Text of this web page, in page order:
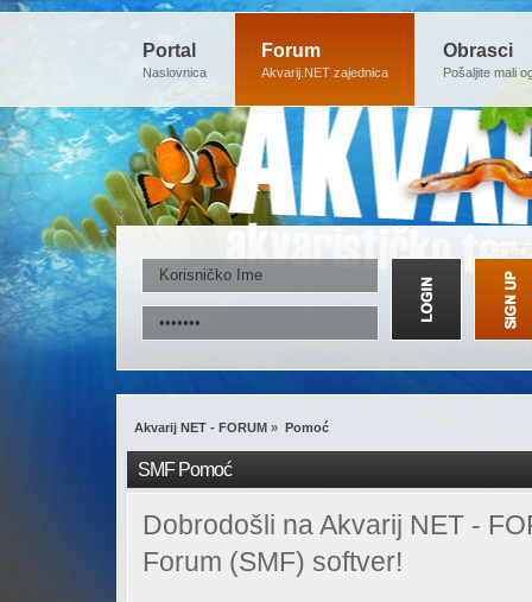
Portal
Naslovnica
Forum
Akvarij.NET zajednica
Obrasci
Pošaljite mali
Akvarij NET - FORUM » Pomoć
SMF Pomoć
Dobrodošli na Akvarij NET -
Forum (SMF) softver!